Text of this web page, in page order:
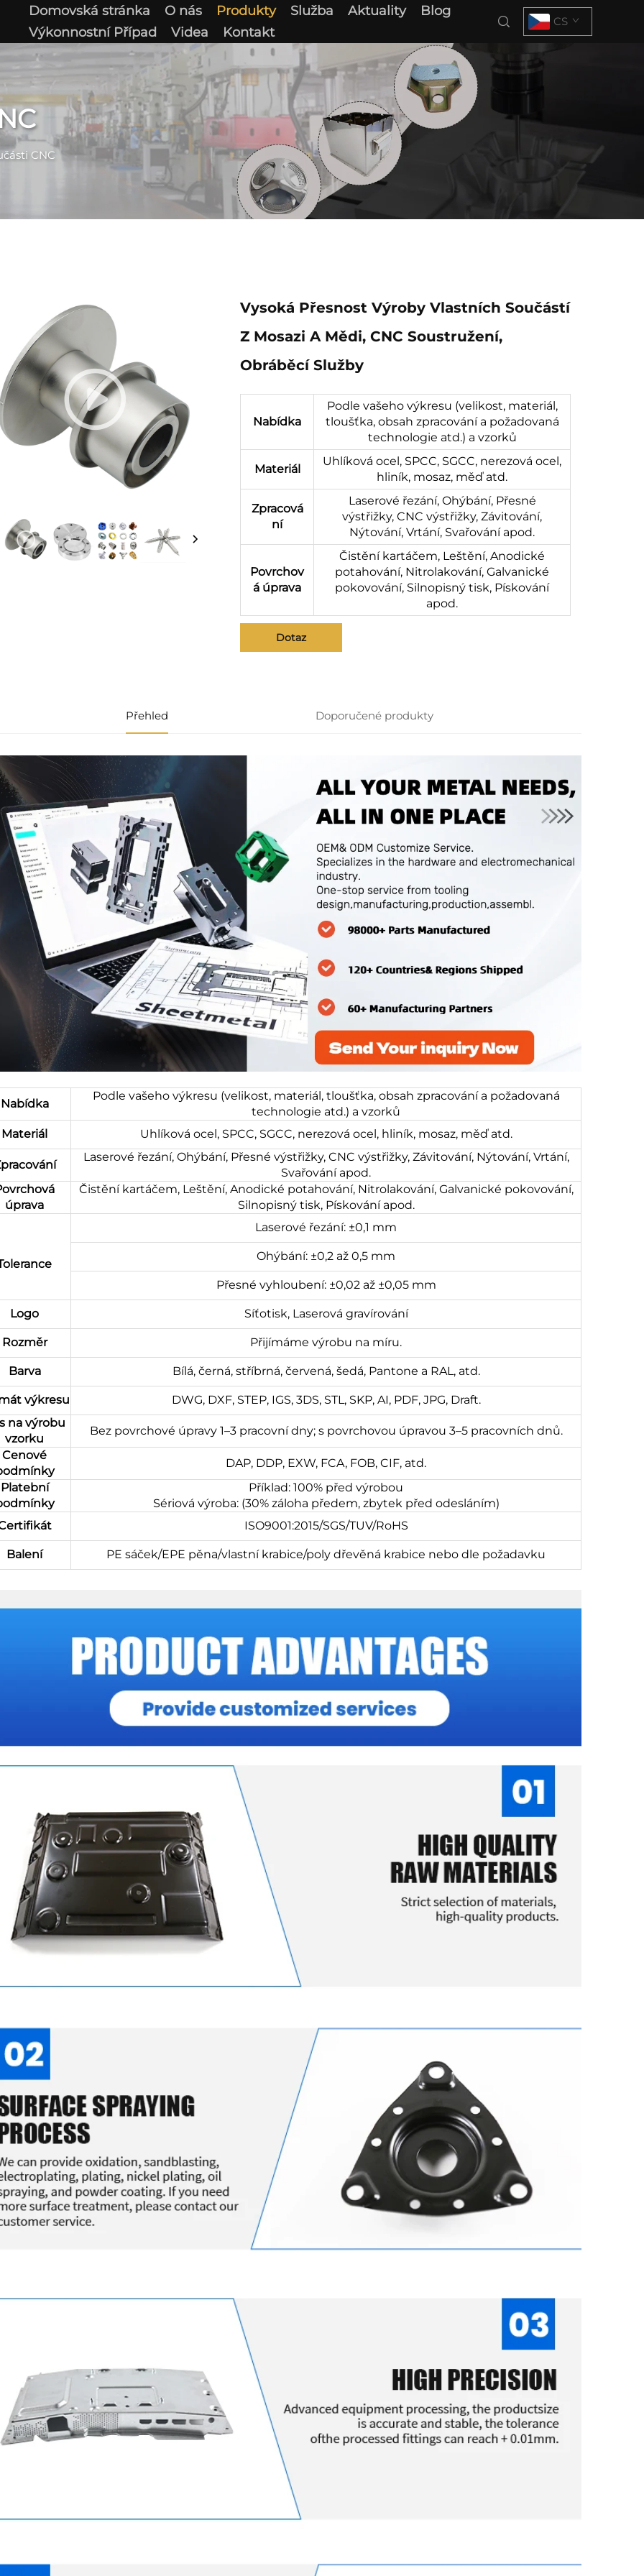
Domovská stránka O nás Produkty Služba Aktuality
Blog
Výkonnostní Případ
Videa Kontakt
CS
CNC
Vysoká Přesnost Výroby Vlastních Součástí
Z Mosazi A Mědi, CNC Soustružení,
Obráběcí Služby
Nabídka
Podle vašeho výkresu (velikost, materiál,
tloušťka, obsah zpracování a požadovaná
technologie atd.) a vzorků
Materiál
Uhlíková ocel, SPCC, SGCC, nerezová ocel,
hliník, mosaz, měď atd.
Zpracová
ní
Laserové řezání, Ohýbání, Přesné
výstřižky, CNC výstřižky, Závitování,
Nýtování, Vrtání, Svařování apod.
Povrchov
á úprava
Čistění kartáčem, Leštění, Anodické
potahování, Nitrolakování, Galvanické
pokovování, Silnopisný tisk, Pískování
apod.
Dotaz
Přehled Doporučené produkty
Nabídka
Podle vašeho výkresu (velikost, materiál, tloušťka, obsah zpracování a požadovaná
technologie atd.) a vzorků
Materiál
Uhlíková ocel, SPCC, SGCC, nerezová ocel, hliník, mosaz, měď atd.
Laserové řezání, Ohýbání, Přesné výstřižky, CNC výstřižky, Závitování, Nýtování, Vrtání,
Svařování apod.
úprava
Čistění kartáčem, Leštění, Anodické potahování, Nitrolakování, Galvanické pokovování,
Silnopisný tisk, Pískování apod.
Laserové řezání: ±0,1 mm
Ohýbání: ±0,2 až 0,5 mm
Přesné vyhloubení: ±0,02 až ±0,05 mm
Logo Síťotisk, Laserová gravírování
Rozměr Přijímáme výrobu na míru.
Barva Bílá, černá, stříbrná, červená, šedá, Pantone a RAL, atd.
výkresu
DWG, DXF, STEP, IGS, 3DS, STL, SKP, AI, PDF, JPG, Draft.
na výrobu
vzorku
Bez povrchové úpravy 1–3 pracovní dny; s povrchovou úpravou 3–5 pracovních dnů.
Cenové
DAP, DDP, EXW, FCA, FOB, CIF, atd.
Platební
Příklad: 100% před výrobou
Sériová výroba: (30% záloha předem, zbytek před odesláním)
ISO9001:2015/SGS/TUV/RoHS
Balení PE sáček/EPE pěna/vlastní krabice/poly dřevěná krabice nebo dle požadavku